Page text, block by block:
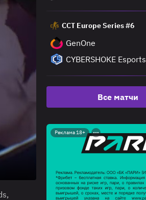
CCT Europe Series #6
GenOne
CYBERSHOKE Esports
Все матчи
Реклама 18+